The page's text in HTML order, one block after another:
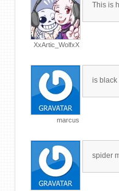
XxArtic_WolfxX
This is
marcus
is black
spider